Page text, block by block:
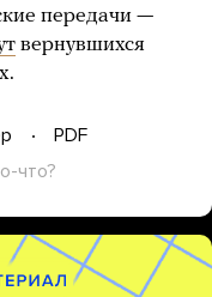
передачи —
вернувшихся
PDF
что?